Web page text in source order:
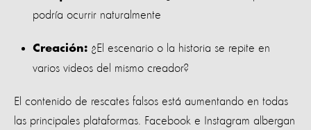
podría ocurrir naturalmente
Creación: ¿El escenario o la historia se repite en
varios videos del mismo creador?
El contenido de rescates falsos está aumentando en todas
las principales plataformas. Facebook e Instagram albergan